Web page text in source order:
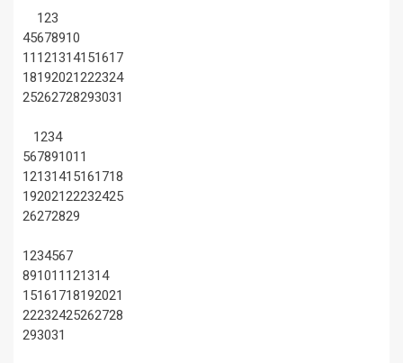
123
45678910
11 121314151617
18192021222324
25262728293031
1234
567891011
12131415161718
19202122232425
26272829
1234567
891011 121314
15161718192021
22232425262728
293031